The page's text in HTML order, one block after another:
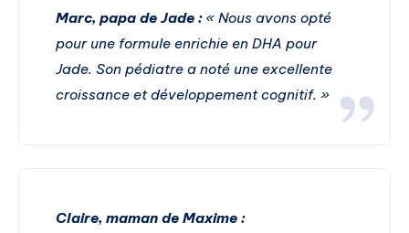
Marc, papa de Jade :« Nous avons opté
pour une formule enrichie en DHA pour
Jade. Son pédiatre a noté une excellente
croissance et développement cognitif. »
Claire, maman de Maxime :